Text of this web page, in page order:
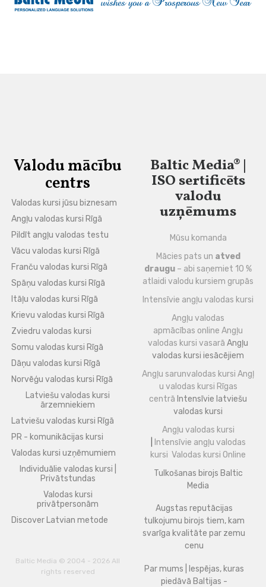
Valodu mācību
centrs
Valodas kursi jūsu biznesam
Angļu valodas kursi Rīgā
Pildīt angļu valodas testu
Vācu valodas kursi Rīgā
Franču valodas kursi Rīgā
Spāņu valodas kursi Rīgā
Itāļu valodas kursi Rīgā
Krievu valodas kursi Rīgā
Zviedru valodas kursi
Somu valodas kursi Rīgā
Dāņu valodas kursi Rīgā
Norvēģu valodas kursi Rīgā
Latviešu valodas kursi
ārzemniekiem
Latviešu valodas kursi Rīgā
PR - komunikācijas kursi
Valodas kursi uzņēmumiem
Individuālie valodas kursi |
Privātstundas
Valodas kursi
privātpersonām
Discover Latvian metode
Baltic Media © 2004 - 2026 All
rights reserved
Baltic Media® |
ISO sertificēts
valodu
uzņēmums
Mūsu komanda
Mācies pats un atved
draugu – abi saņemiet 10 %
atlaidi valodu kursiem grupās
Intensīvie angļu valodas kursi
Angļu valodas
apmācības online Angļu
valodas kursi vasarā Angļu
valodas kursi iesācējiem
Angļu sarunvalodas kursi Angļ
u valodas kursi Rīgas
centrā Intensīvie latviešu
valodas kursi
Angļu valodas kursi
Intensīvie angļu valodas
kursi Valodas kursi Online
Tulkošanas birojs Baltic
Media
Augstas reputācijas
tulkojumu birojs tiem, kam
svarīga kvalitāte par zemu
cenu
Par mums | Iespējas, kuras
piedāvā Baltijas -